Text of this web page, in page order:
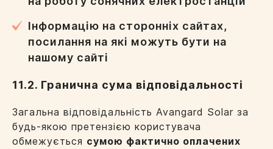
Інформацію на сторонніх сайтах,
посилання на які можуть бути на
нашому сайті
11.2. Гранична сума відповідальності
Загальна відповідальність Avangard Solar за
будь-якою претензією користувача
обмежується сумою фактично оплачених